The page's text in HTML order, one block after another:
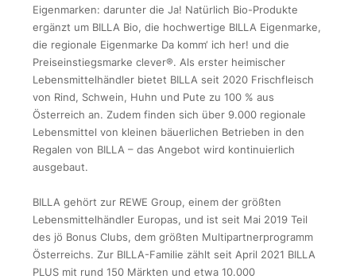
Eigenmarken: darunter die Ja! Natürlich Bio-Produkte
ergänzt um BILLA Bio, die hochwertige BILLA Eigenmarke,
die regionale Eigenmarke Da komm‘ ich her! und die
Preiseinstiegsmarke clever®. Als erster heimischer
Lebensmittelhändler bietet BILLA seit 2020 Frischfleisch
von Rind, Schwein, Huhn und Pute zu 100 % aus
Österreich an. Zudem finden sich über 9.000 regionale
Lebensmittel von kleinen bäuerlichen Betrieben in den
Regalen von BILLA – das Angebot wird kontinuierlich
ausgebaut.
BILLA gehört zur REWE Group, einem der größten
Lebensmittelhändler Europas, und ist seit Mai 2019 Teil
des jö Bonus Clubs, dem größten Multipartnerprogramm
Österreichs. Zur BILLA-Familie zählt seit April 2021 BILLA
PLUS mit rund 150 Märkten und etwa 10.000